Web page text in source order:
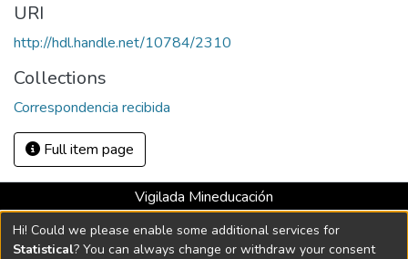
URI
http://hdl.handle.net/10784/2310
Collections
Correspondencia recibida
Full item page
Vigilada Mineducación
Universidad con Acreditación Institucional hasta 2026 -
Resolución MEN 2158 de 2018
Hi! Could we please enable some additional services for
Statistical? You can always change or withdraw your consent